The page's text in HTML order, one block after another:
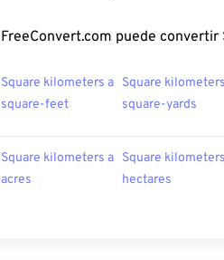
FreeConvert.com puede
Square kilometers a
square-feet
Square
square-yards
Square kilometers a
acres
Square
hectares